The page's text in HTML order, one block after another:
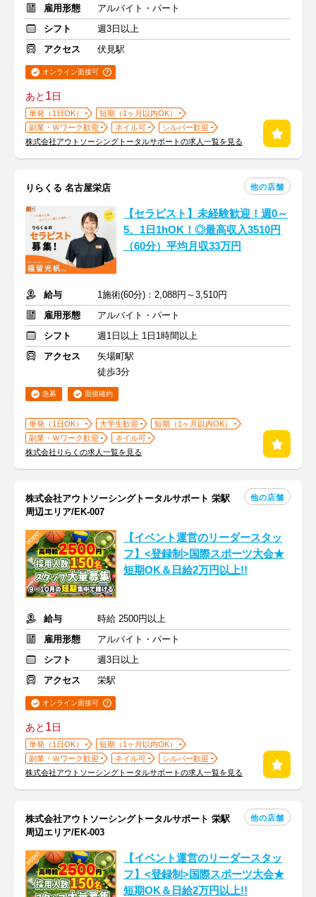
雇用形態
アルバイト・パート
シフト
週3日以上
アクセス
伏見駅
オンライン面接可
あと 1日
単発（1日OK）
短期（1ヶ月以内OK）
副業・Ｗワーク歓迎
ネイル可
シルバー歓迎
株式会社アウトソーシングトータルサポートの求人一覧を見る
りらくる 名古屋栄店 他の店舗
【セラピスト】未経験歓迎！週0～
5、1日1hOK！◎最高収入3510円
（60分）平均月収33万円
給与
1施術(60分)：2,088円～3,510円
雇用形態
アルバイト・パート
シフト
週1日以上 1日1時間以上
アクセス
矢場町駅
徒歩3分
急募 面接確約
単発（1日OK） 大学生歓迎
短期（1ヶ月以内OK）
副業・Ｗワーク歓迎
ネイル可
株式会社りらくの求人一覧を見る
株式会社アウトソーシングトータルサポート 栄駅
周辺エリア/EK-007
他の店舗
【イベント運営のリーダースタッ
フ】<登録制>国際スポーツ大会★
短期OK＆日給2万円以上!!
給与
時給 2500円以上
雇用形態
アルバイト・パート
シフト
週3日以上
アクセス
栄駅
オンライン面接可
あと 1日
単発（1日OK）
短期（1ヶ月以内OK）
副業・Ｗワーク歓迎
ネイル可
シルバー歓迎
株式会社アウトソーシングトータルサポートの求人一覧を見る
株式会社アウトソーシングトータルサポート 栄駅
周辺エリア/EK-003
他の店舗
【イベント運営のリーダースタッ
フ】<登録制>国際スポーツ大会★
短期OK＆日給2万円以上!!